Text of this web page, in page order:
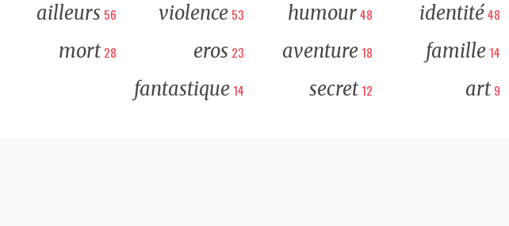
ailleurs 56 violence 53 humour48 identité48
mort 28 eros 23 aventure 18 famille 14
fantastique 14 secret 12 art 9